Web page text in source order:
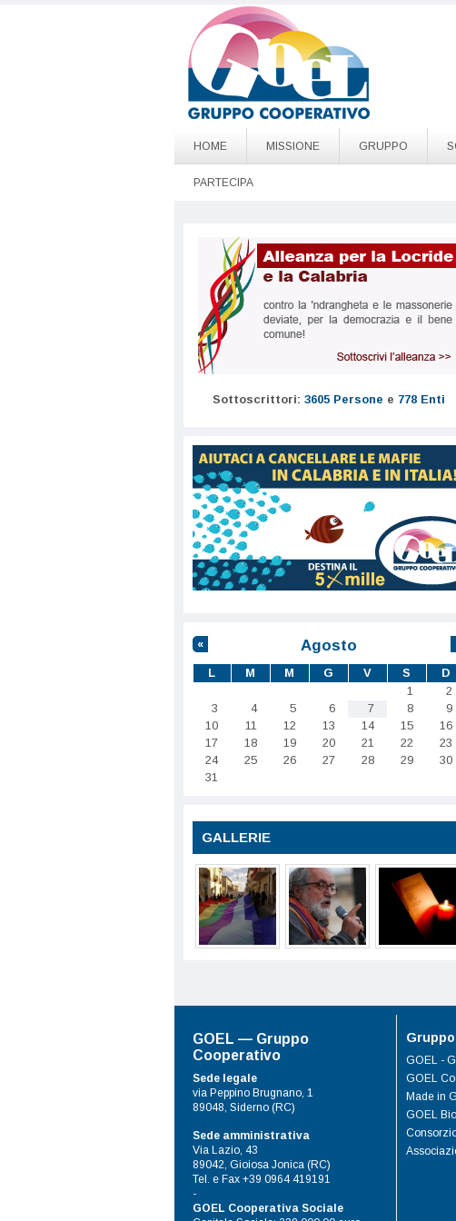
HOME MISSIONE GRUPPO
PARTECIPA
Sottoscrittori: 3605 Persone e 778 Enti
Agosto
«
L M M G V S
D
1
2
3
4 5 6 7 8
9
10
11 12 13 14 15
16
17
18 19 20 21 22
23
24
25 26 27 28 29
30
31
GALLERIE
GOEL — Gruppo
Cooperativo
Sede legale
via Peppino Brugnano, 1
89048, Siderno (RC)
Sede amministrativa
Via Lazio, 43
89042, Gioiosa Jonica (RC)
Tel. e Fax +39 0964 419191
-
GOEL Cooperativa Sociale
GOEL -
GOEL
Made in
GOEL Bio